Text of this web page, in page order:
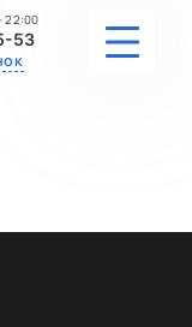
22:00
53